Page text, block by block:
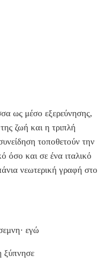
ως μέσο εξερεύνησης,
ζωή και η τριπλή
τοποθετούν την
όσο και σε ένα ιταλικό
νεωτερική γραφή στο
εγώ
ξύπνησε